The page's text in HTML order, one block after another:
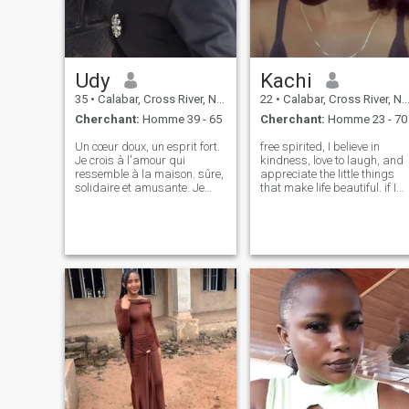
Udy
35 • Calabar, Cross River, Nigeria
Cherchant: Homme 39 - 65
Un cœur doux, un esprit fort.
Je crois à l'amour qui
ressemble à la maison. sûre,
solidaire et amusante. Je
quelqu'un avec qui la
partager.
Kachi
22 • Calabar, Cross River, Nigeria
Cherchant: Homme 23 - 70
free spirited, I believe in
kindness, love to laugh, and
appreciate the little things
that make life beautiful. if I